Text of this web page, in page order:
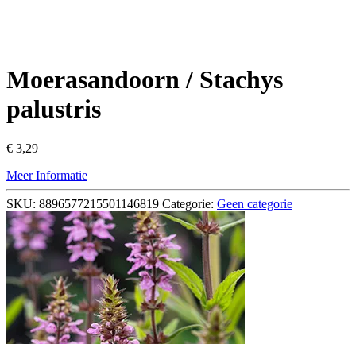
Moerasandoorn / Stachys
palustris
€ 3,29
Meer Informatie
SKU: 8896577215501146819 Categorie: Geen categorie